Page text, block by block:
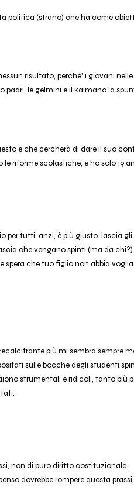
politica (strano) che ha come
risultato, perche' i giovani
padri, le gelmini e il kaimano la
e che cercherà di dare il suo
riforme scolastiche, e ho solo 19
per tutti. anzi, è più giusto. lascia
che vengano spinti (ma da
spera che tuo figlio non abbia
più mi sembra sempre
sulle bocche degli studenti
strumentali e ridicoli, tanto più
non di puro diritto costituzionale.
dovrebbe rompere questa